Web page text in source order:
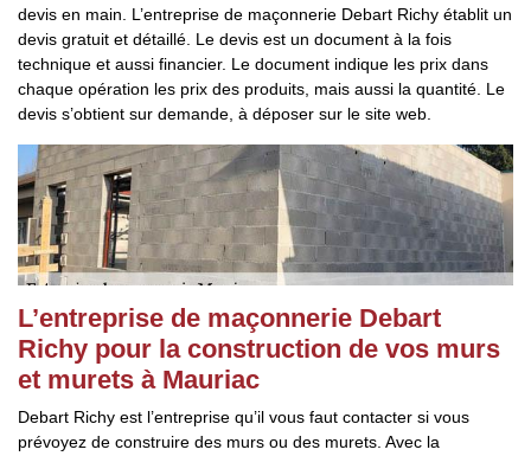
devis en main. L’entreprise de maçonnerie Debart Richy établit un
devis gratuit et détaillé. Le devis est un document à la fois
technique et aussi financier. Le document indique les prix dans
chaque opération les prix des produits, mais aussi la quantité. Le
devis s’obtient sur demande, à déposer sur le site web.
L’entreprise de maçonnerie Debart
Richy pour la construction de vos murs
et murets à Mauriac
Debart Richy est l’entreprise qu’il vous faut contacter si vous
prévoyez de construire des murs ou des murets. Avec la